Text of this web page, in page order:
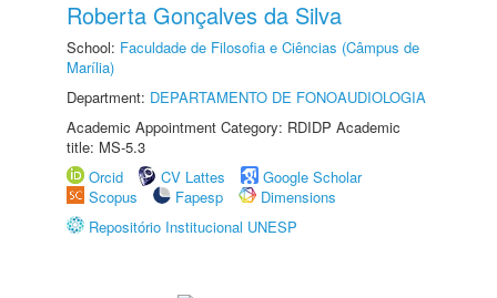
Roberta Gonçalves da Silva
School: Faculdade de Filosofia e Ciências (Câmpus de
Marília)
Department: DEPARTAMENTO DE FONOAUDIOLOGIA
Academic Appointment Category: RDIDP Academic
title: MS-5.3
Orcid
CV Lattes
Google Scholar
Scopus
Fapesp
Dimensions
Repositório Institucional UNESP